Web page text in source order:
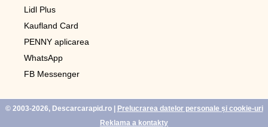
Lidl Plus
Kaufland Card
PENNY aplicarea
WhatsApp
FB Messenger
© 2003-2026, Descarcarapid.ro|
Prelucrarea datelor personale și cookie-uri
Reklama a kontakty